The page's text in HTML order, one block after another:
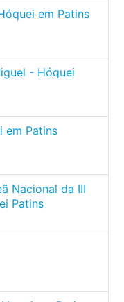
em Patins
- Hóquei
em Patins
Nacional da III
Patins